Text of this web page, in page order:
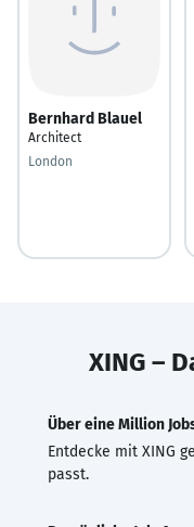
Bernhard Blauel
Architect
London
XING –
Über eine Million
Entdecke mit XING
passt.